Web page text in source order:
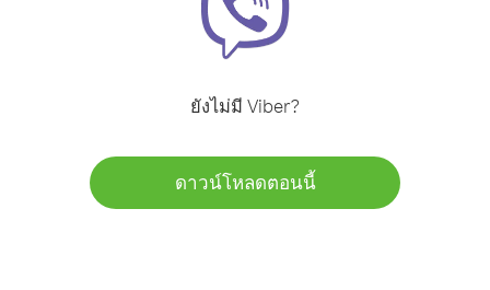
ยังไม่มี Viber?
ดาวน์โหลดตอนนี้